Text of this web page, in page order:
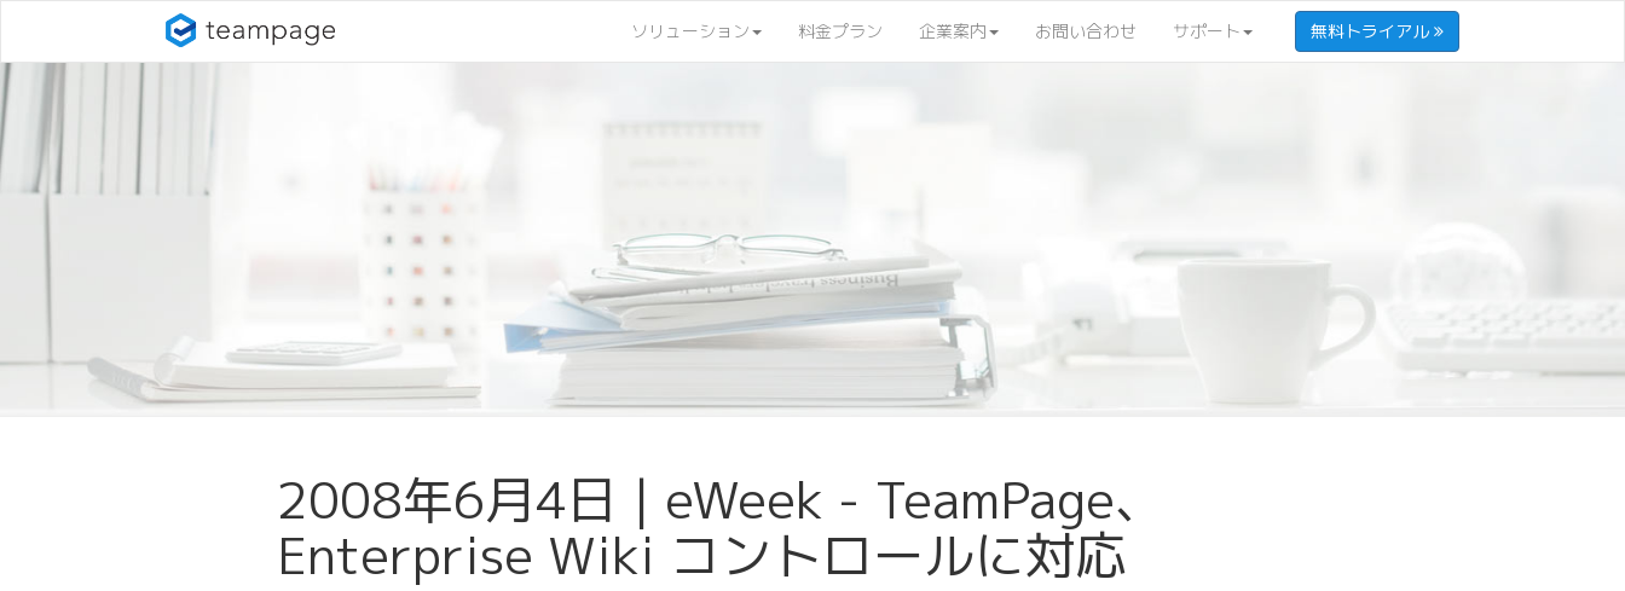
ソリューション 料金プラン 企業案内 お問い合わせ サポート 無料トライアル
2008年6月4日 | eWeek - TeamPage、
Enterprise Wiki コントロールに対応